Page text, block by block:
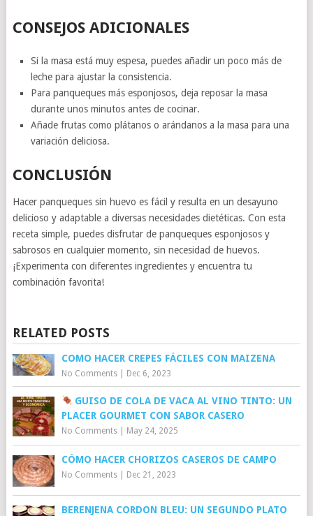
CONSEJOS ADICIONALES
Si la masa está muy espesa, puedes añadir un poco más de
leche para ajustar la consistencia.
Para panqueques más esponjosos, deja reposar la masa
durante unos minutos antes de cocinar.
Añade frutas como plátanos o arándanos a la masa para una
variación deliciosa.
CONCLUSIÓN
Hacer panqueques sin huevo es fácil y resulta en un desayuno
delicioso y adaptable a diversas necesidades dietéticas. Con esta
receta simple, puedes disfrutar de panqueques esponjosos y
sabrosos en cualquier momento, sin necesidad de huevos.
¡Experimenta con diferentes ingredientes y encuentra tu
combinación favorita!
RELATED POSTS
COMO HACER CREPES FÁCILES CON MAIZENA
No Comments| Dec 6, 2023
GUISO DE COLA DE VACA AL VINO TINTO: UN
PLACER GOURMET CON SABOR CASERO
No Comments| May 24, 2025
CÓMO HACER CHORIZOS CASEROS DE CAMPO
No Comments| Dec 21, 2023
BERENJENA CORDON BLEU: UN SEGUNDO PLATO